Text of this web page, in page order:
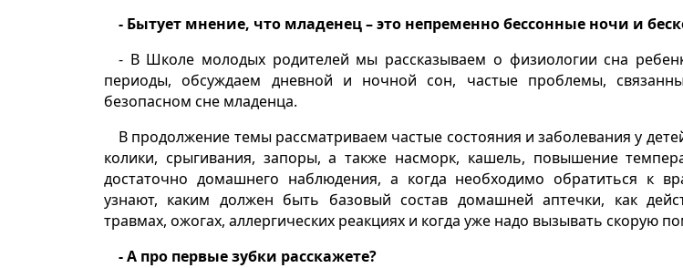
- Бытует мнение, что младенец – это непременно бессонные ночи и
- В Школе молодых родителей мы рассказываем о физиологии сна
периоды, обсуждаем дневной и ночной сон, частые проблемы,
безопасном сне младенца.
В продолжение темы рассматриваем частые состояния и заболевания у
колики, срыгивания, запоры, а также насморк, кашель, повышение
достаточно домашнего наблюдения, а когда необходимо обратиться к
узнают, каким должен быть базовый состав домашней аптечки, как
травмах, ожогах, аллергических реакциях и когда уже надо вызывать скорую
- А про первые зубки расскажете?